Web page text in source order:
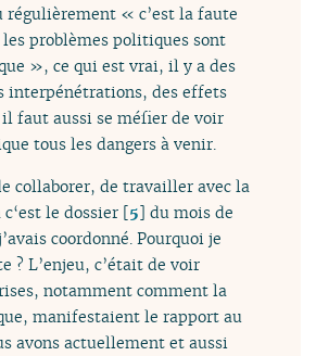
régulièrement « c’est la faute
problèmes politiques sont
», ce qui est vrai, il y a des
interpénétrations, des effets
faut aussi se méfier de voir
tous les dangers à venir.
collaborer, de travailler avec la
c‘est le dossier [5] du mois de
coordonné. Pourquoi je
? L’enjeu, c’était de voir
notamment comment la
manifestaient le rapport au
avons actuellement et aussi